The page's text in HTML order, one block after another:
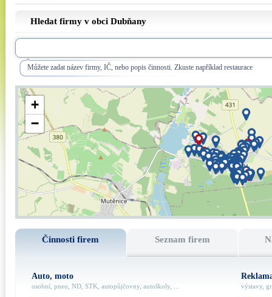
Hledat firmy v obci Dubňany
Můžete zadat název firmy, IČ, nebo popis činnosti. Zkuste například restaurace
+
−
Činnosti firem Seznam firem
Auto, moto
osobní, pneu, ND, STK, autopůjčovny, autoškoly, ... výstavy,